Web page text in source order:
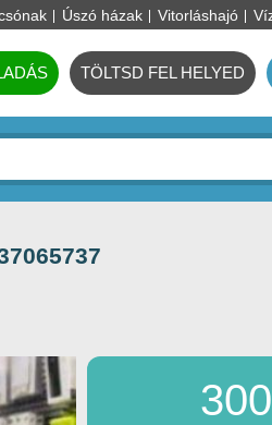
Úszó házak Vitorláshajó
TÖLTSD FEL HELYED